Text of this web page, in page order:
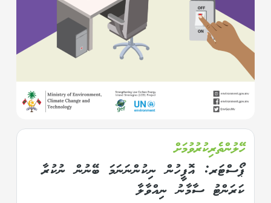
ހޭލުންތެރިކުރުވުމަށް
ޕޯސްޓަރ: އޮފީހުން ނިކުންނަނަމަ ބޭނުން ނުކުރާ
ކަރަންޓު ސާމާނު ނިއްވާލާ